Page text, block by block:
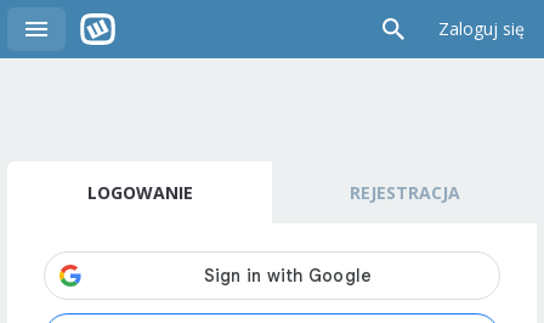
Zaloguj się
LOGOWANIE REJESTRACJA